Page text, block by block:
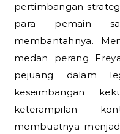
pertimbangan
para pemain
membantahnya.
medan perang
pejuang dalam
keseimbangan
keterampilan
membuatnya